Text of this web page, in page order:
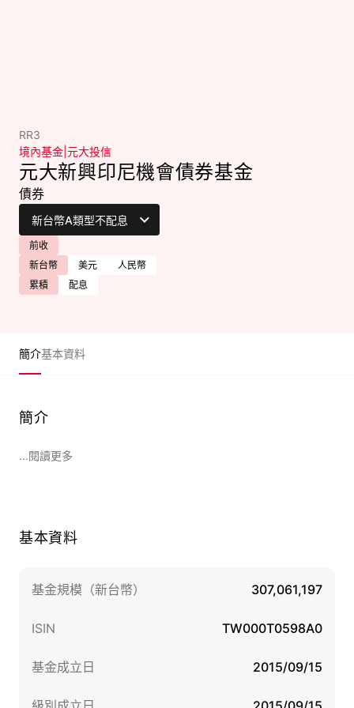
RR3
境內基金 元大投信
元大新興印尼機會債券基金
債券
前收
新台幣
美元
人民幣
累積
配息
簡介基本資料
簡介
...閱讀更多
基本資料
基金規模（新台幣） 307,061,197
ISIN TW000T0598A0
基金成立日 2015/09/15